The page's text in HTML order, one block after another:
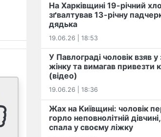
На Харківщині 19-річний
️зґвалтував 13-річну
дядька
19.06.26 | 18:53
У Павлограді чоловік взяв
жінку та вимагав привезти
(відео)
19.06.26 | 18:36
Жах на Київщині: чоловік
горло неповнолітній
спала у своєму ліжку